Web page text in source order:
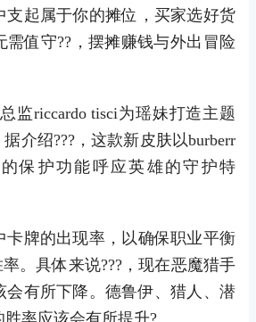
支起属于你的摊位，买家选好货
需值守??，摆摊赚钱与外出冒险
监riccardo tisci为瑶妹打造主题
介绍???，这款新皮肤以burberr
保护功能呼应英雄的守护特
卡牌的出现率，以确保职业平衡
。具体来说???，现在恶魔猎手
会有所下降。德鲁伊、猎人、潜
率应该会有所提升?。